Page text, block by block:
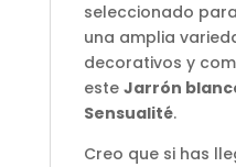
seleccionado
una amplia
decorativos y
este Jarrón
Sensualité.
Creo que si has